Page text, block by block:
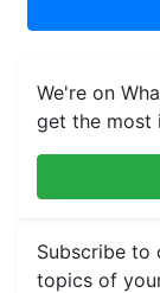
We're on
get the most
Subscribe to
topics of